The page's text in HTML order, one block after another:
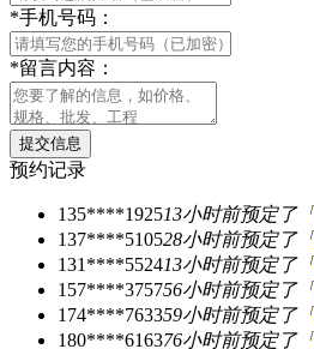
*手机号码：
*留言内容：
预约记录
135****192513小时前预定了「
137****510528小时前预定了「
131****552413小时前预定了「
157****375756小时前预定了「
174****763359小时前预定了「
180****616376小时前预定了「